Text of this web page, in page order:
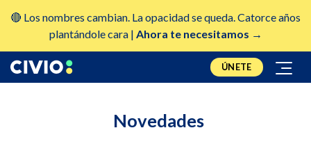
🔴 Los nombres cambian. La opacidad se queda. Catorce años
plantándole cara | Ahora te necesitamos →
ÚNETE
Novedades